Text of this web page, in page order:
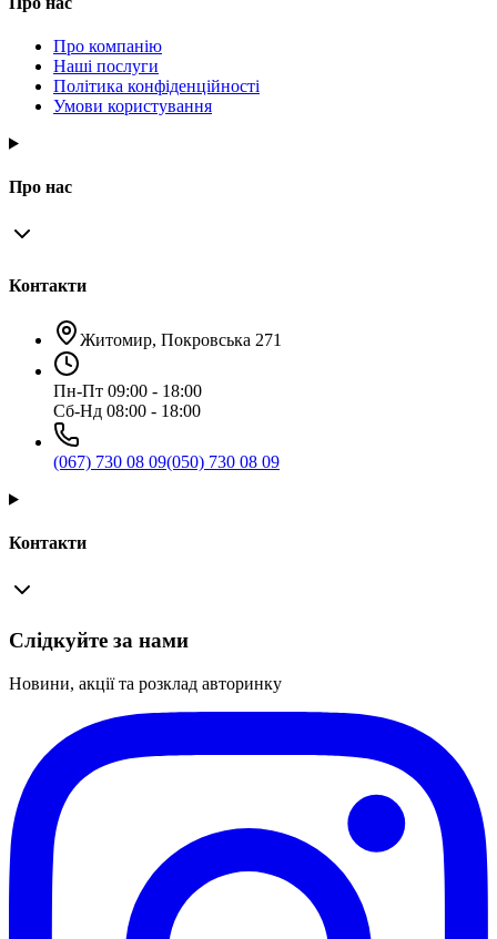
Про компанію
Наші послуги
Політика конфіденційності
Умови користування
Про нас
Контакти
Житомир, Покровська 271
Пн-Пт 09:00 - 18:00
Сб-Нд 08:00 - 18:00
(067) 730 08 09(050) 730 08 09
Контакти
Слідкуйте за нами
Новини, акції та розклад авторинку